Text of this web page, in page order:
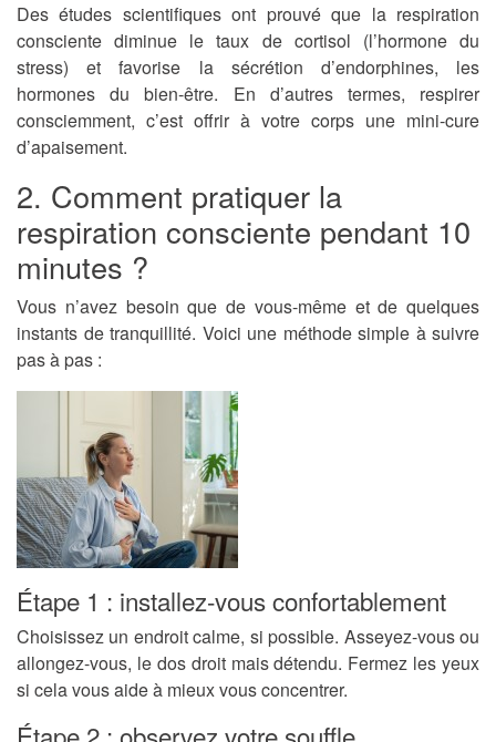
Des études scientifiques ont prouvé que la respiration
consciente diminue le taux de cortisol (l’hormone du
stress) et favorise la sécrétion d’endorphines, les
hormones du bien-être. En d’autres termes, respirer
consciemment, c’est offrir à votre corps une mini-cure
d’apaisement.
2. Comment pratiquer la
respiration consciente pendant 10
minutes ?
Vous n’avez besoin que de vous-même et de quelques
instants de tranquillité. Voici une méthode simple à suivre
pas à pas :
Étape 1 : installez-vous confortablement
Choisissez un endroit calme, si possible. Asseyez-vous ou
allongez-vous, le dos droit mais détendu. Fermez les yeux
si cela vous aide à mieux vous concentrer.